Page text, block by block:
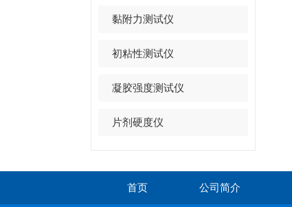
黏附力测试仪
初粘性测试仪
凝胶强度测试仪
片剂硬度仪
首页 公司简介